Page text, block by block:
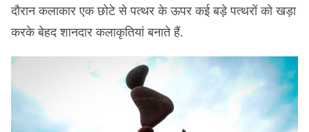
दौरान कलाकार एक छोटे से पत्थर के ऊपर कई बड़े पत्थरों को खड़ा
करके बेहद शानदार कलाकृतियां बनाते हैं.